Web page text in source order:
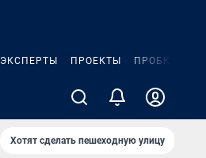
ЭКСПЕРТЫ ПРОЕКТЫ ПРОБКИ
Хотят сделать пешеходную улицу